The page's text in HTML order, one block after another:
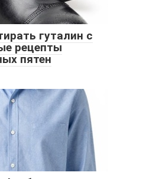
гуталин с
рецепты
пятен